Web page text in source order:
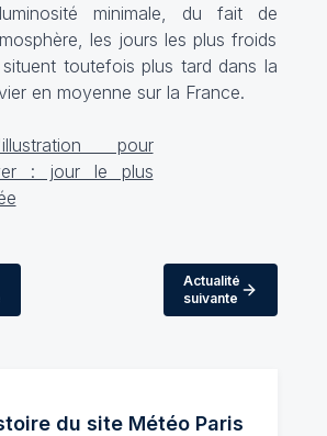
minimale, du fait de
les jours les plus froids
toutefois plus tard dans la
en moyenne sur la France.
Actualité
suivante
du site MétéoParis